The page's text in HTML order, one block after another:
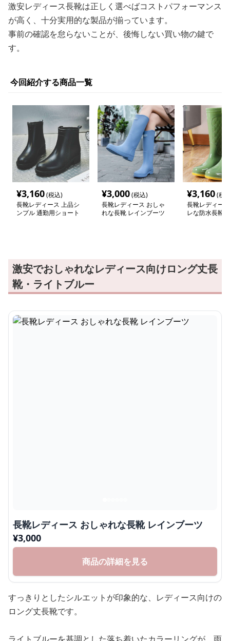
激安レディース長靴は正しく選べばコストパフォーマンス
が高く、十分実用的な製品が揃っています。
事前の確認を怠らないことが、後悔しない買い物の鍵で
す。
今回紹介する商品一覧
¥3,160(税込)
長靴レディース 上品シ
ンプル 通勤用ショート
¥3,000(税込)
長靴レディース おしゃ
れな長靴 レインブーツ
¥3,160(税
長靴レディー
レな防水長靴
激安でおしゃれなレディース向けロング丈長
靴・ライトブルー
長靴レディース おしゃれな長靴 レインブーツ
¥3,000
商品の詳細を見る
すっきりとしたシルエットが印象的な、レディース向けの
ロング丈長靴です。